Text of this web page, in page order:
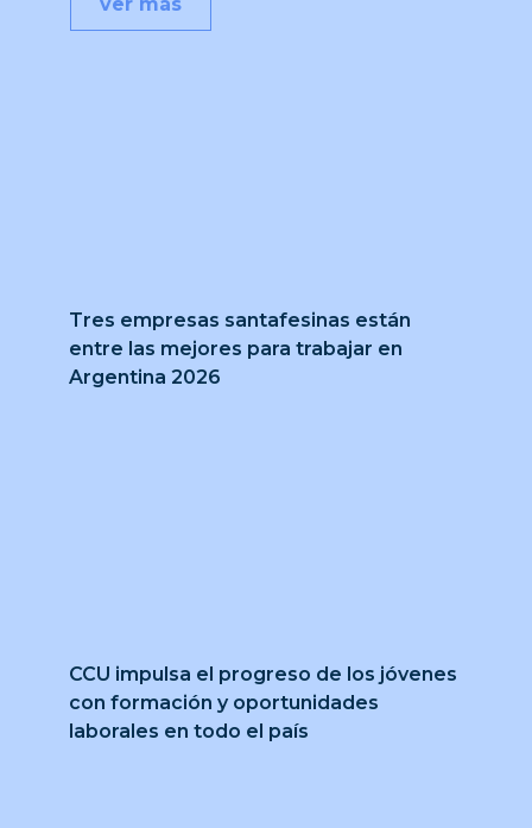
Tres empresas santafesinas están
entre las mejores para trabajar en
Argentina 2026
CCU impulsa el progreso de los jóvenes
con formación y oportunidades
laborales en todo el país
ver más